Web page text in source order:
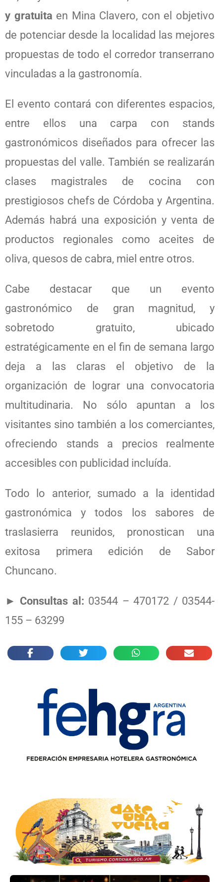
y gratuita en Mina Clavero, con el objetivo
de potenciar desde la localidad las mejores
propuestas de todo el corredor transerrano
vinculadas a la gastronomía.
El evento contará con diferentes espacios,
entre ellos una carpa con stands
gastronómicos diseñados para ofrecer las
propuestas del valle. También se realizarán
clases magistrales de cocina con
prestigiosos chefs de Córdoba y Argentina.
Además habrá una exposición y venta de
productos regionales como aceites de
oliva, quesos de cabra, miel entre otros.
Cabe destacar que un evento
gastronómico de gran magnitud, y
sobretodo gratuito, ubicado
estratégicamente en el fin de semana largo
deja a las claras el objetivo de la
organización de lograr una convocatoria
multitudinaria. No sólo apuntan a los
visitantes sino también a los comerciantes,
ofreciendo stands a precios realmente
accesibles con publicidad incluída.
Todo lo anterior, sumado a la identidad
gastronómica y todos los sabores de
traslasierra reunidos, pronostican una
exitosa primera edición de Sabor
Chuncano.
► Consultas al: 03544 – 470172 / 03544-
155 – 63299